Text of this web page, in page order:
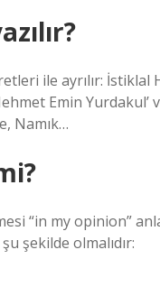
ile ayrılır: İstiklal
Emin Yurdakul’
Namık…
“in my opinion”
şekilde olmalıdır: